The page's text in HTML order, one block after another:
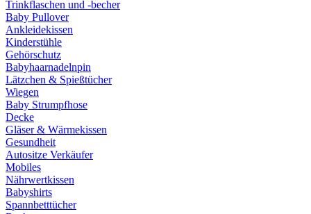
Trinkflaschen und -becher
Baby Pullover
Ankleidekissen
Kinderstühle
Gehörschutz
Babyhaarnadelnpin
Lätzchen & Spießtücher
Wiegen
Baby Strumpfhose
Decke
Gläser & Wärmekissen
Gesundheit
Autositze Verkäufer
Mobiles
Nährwertkissen
Babyshirts
Spannbetttücher